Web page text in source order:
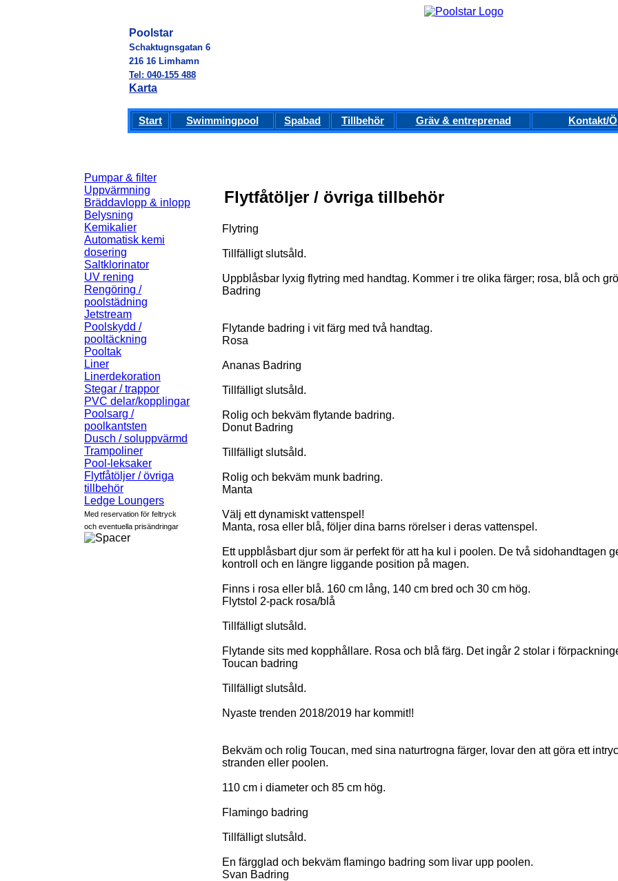
Poolstar
Schaktugnsgatan 6
216 16 Limhamn
Tel: 040-155 488
Karta
Start Swimmingpool Spabad Tillbehör Gräv & entreprenad Kontakt/
Pumpar & filter
Uppvärmning
Bräddavlopp & inlopp
Belysning
Kemikalier
Automatisk kemi
dosering
Saltklorinator
UV rening
Rengöring /
poolstädning
Jetstream
Poolskydd /
pooltäckning
Pooltak
Liner
Linerdekoration
Stegar / trappor
PVC delar/kopplingar
Poolsarg /
poolkantsten
Dusch / soluppvärmd
Trampoliner
Pool-leksaker
Flytfåtöljer / övriga
tillbehör
Ledge Loungers
Med reservation för feltryck
och eventuella prisändringar
Flytfåtöljer / övriga tillbehör
Flytring
Tillfälligt slutsåld.
Uppblåsbar lyxig flytring med handtag. Kommer i tre olika färger; rosa, blå och
Badring
Flytande badring i vit färg med två handtag.
Rosa
Ananas Badring
Tillfälligt slutsåld.
Rolig och bekväm flytande badring.
Donut Badring
Tillfälligt slutsåld.
Rolig och bekväm munk badring.
Manta
Välj ett dynamiskt vattenspel!
Manta, rosa eller blå, följer dina barns rörelser i deras vattenspel.
Ett uppblåsbart djur som är perfekt för att ha kul i poolen. De två sidohandtagen
kontroll och en längre liggande position på magen.
Finns i rosa eller blå. 160 cm lång, 140 cm bred och 30 cm hög.
Flytstol 2-pack rosa/blå
Tillfälligt slutsåld.
Flytande sits med kopphållare. Rosa och blå färg. Det ingår 2 stolar i
Toucan badring
Tillfälligt slutsåld.
Nyaste trenden 2018/2019 har kommit!!
Bekväm och rolig Toucan, med sina naturtrogna färger, lovar den att göra ett
stranden eller poolen.
110 cm i diameter och 85 cm hög.
Flamingo badring
Tillfälligt slutsåld.
En färgglad och bekväm flamingo badring som livar upp poolen.
Svan Badring